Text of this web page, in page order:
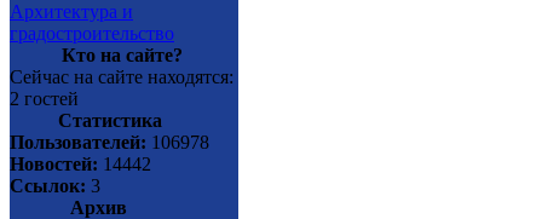
Архитектура и
градостроительство
Кто на сайте?
Сейчас на сайте находятся:
2 гостей
Статистика
Пользователей: 106978
Новостей: 14442
Ссылок: 3
Архив